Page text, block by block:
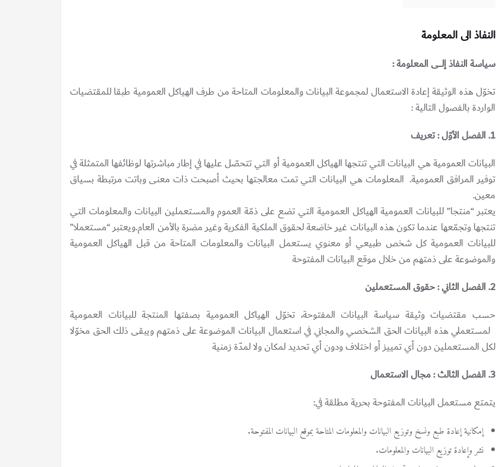
النفاذ الى المعلومة
سياسة النفاذ إلـــــى المعلومة:
تخوّل هذه الوثيقة إعادة الاستعمال لمجموعة البيانات والمعلومات المتاحة من طرف الهياكل العمومية طبقا للمقتضيات
الواردة بالفصول التالية :
1. الفصل الأوّل : تعريف
البيانات العمومية هي البيانات التي تنتجها الهياكل العمومية أو التي تتحصّل عليها في إطار مباشرتها لوظائفها المتمثلة في
توفير المرافق العمومية. المعلومات هي البيانات التي تمت معالجتها بحيث أصبحت ذات معنى وباتت مرتبطة بسياق
معين.
يعتبر “منتجا” للبيانات العمومية الهياكل العمومية التي تضع على ذمّة العموم والمستعملين البيانات والمعلومات التي
تنتجها وتجمّعها عندما تكون هذه البيانات غير خاضعة لحقوق الملكية الفكرية وغير مضرة بالأمن العام.ويعتبر “مستعملا”
للبيانات العمومية كل شخص طبيعي أو معنوي يستعمل البيانات والمعلومات المتاحة من قبل الهياكل العمومية
والموضوعة على ذمتهم من خلال موقع البيانات المفتوحة
2. الفصل الثاني : حقوق المستعملين
حسب مقتضيات وثيقة سياسة البيانات المفتوحة، تخوّل الهياكل العمومية بصفتها المنتجة للبيانات العمومية
لمستعملي هذه البيانات الحق الشخصي والمجاني في استعمال البيانات الموضوعة على ذمتهم ويبقى ذلك الحق مخوّلا
لكل المستعملين دون أي تمييز أو اختلاف ودون أي تحديد لمكان ولا لمدّة زمنية
3. الفصل الثالث : مجال الاستعمال
يتمتع مستعمل البيانات المفتوحة بحرية مطلقة في:
إمكانية إعادة طبع ونسخ وتوزيع البيانات والمعلومات المتاحة بموقع البيانات المفتوحة.
نشر وإعادة توزيع البيانات والمعلومات.